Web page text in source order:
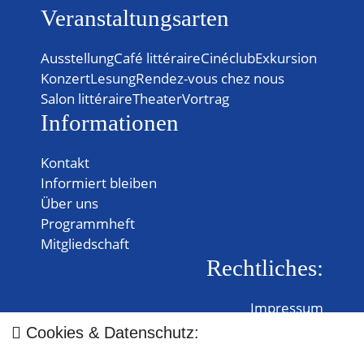
Veranstaltungsarten
AusstellungCafé littéraireCinéclubExkursion
KonzertLesungRendez-vous chez nous
Salon littéraireTheaterVortrag
Informationen
Kontakt
Informiert bleiben
Über uns
Programmheft
Mitgliedschaft
Rechtliches:
Impressum
Cookies & Datenschutz: